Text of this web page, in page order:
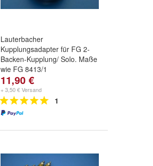
Lauterbacher
Kupplungsadapter für FG 2-
Backen-Kupplung/ Solo. Maße
wie FG 8413/1
11,90 €
+ 3,50 € Versand
1